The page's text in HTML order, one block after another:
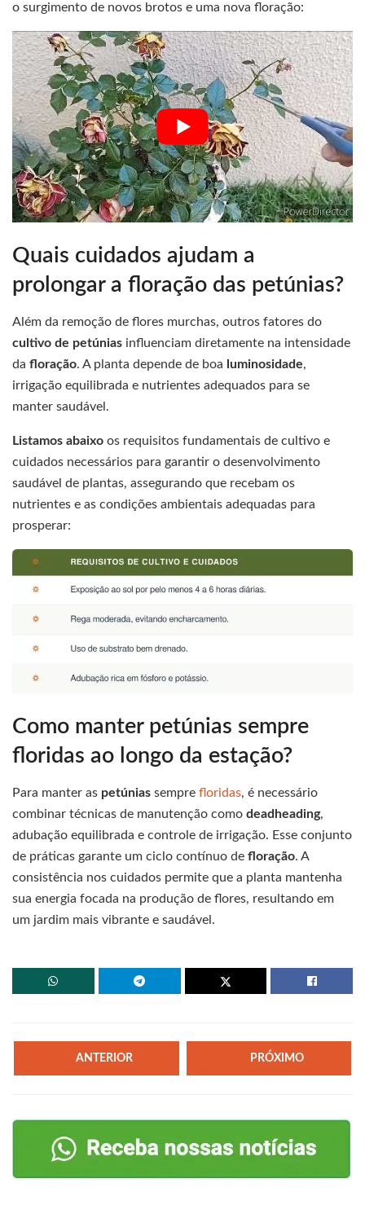
o surgimento de novos brotos e uma nova floração:
Quais cuidados ajudam a
prolongar a floração das petúnias?
Além da remoção de flores murchas, outros fatores do
cultivo de petúnias influenciam diretamente na intensidade
da floração. A planta depende de boa luminosidade,
irrigação equilibrada e nutrientes adequados para se
manter saudável.
Listamos abaixo os requisitos fundamentais de cultivo e
cuidados necessários para garantir o desenvolvimento
saudável de plantas, assegurando que recebam os
nutrientes e as condições ambientais adequadas para
prosperar:
Como manter petúnias sempre
floridas ao longo da estação?
Para manter as petúnias sempre floridas, é necessário
combinar técnicas de manutenção como deadheading,
adubação equilibrada e controle de irrigação. Esse conjunto
de práticas garante um ciclo contínuo de floração. A
consistência nos cuidados permite que a planta mantenha
sua energia focada na produção de flores, resultando em
um jardim mais vibrante e saudável.
ANTERIOR PRÓXIMO